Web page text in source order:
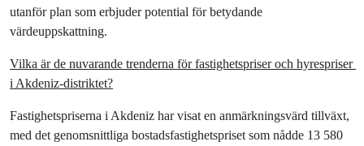
utanför plan som erbjuder potential för betydande
värdeuppskattning.
Vilka är de nuvarande trenderna för fastighetspriser och hyrespriser
i Akdeniz-distriktet?
Fastighetspriserna i Akdeniz har visat en anmärkningsvärd tillväxt,
med det genomsnittliga bostadsfastighetspriset som nådde 13 580